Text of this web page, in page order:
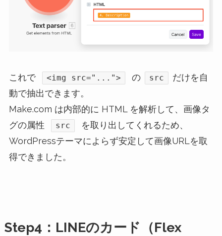
これで <img src="..."> の src
だけを自
動で抽出できます。
Make.com は内部的に HTML を解析して、画像タ
グの属性
src
を取り出してくれるため、
WordPressテーマによらず安定して画像URLを取
得できました。
Step4：LINEのカード（Flex